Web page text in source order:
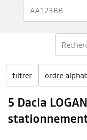
filtrer
5 Dacia